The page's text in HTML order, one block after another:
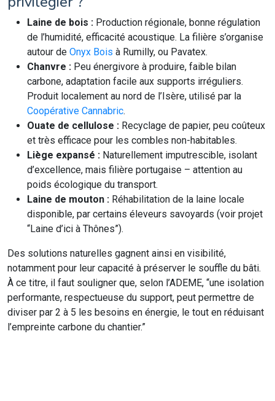
Laine de bois : Production régionale, bonne régulation
de l’humidité, efficacité acoustique. La filière s’organise
autour de Onyx Bois à Rumilly, ou Pavatex.
Chanvre : Peu énergivore à produire, faible bilan
carbone, adaptation facile aux supports irréguliers.
Produit localement au nord de l’Isère, utilisé par la
Coopérative Cannabric.
Ouate de cellulose : Recyclage de papier, peu coûteux
et très efficace pour les combles non-habitables.
Liège expansé : Naturellement imputrescible, isolant
d’excellence, mais filière portugaise – attention au
poids écologique du transport.
Laine de mouton : Réhabilitation de la laine locale
disponible, par certains éleveurs savoyards (voir projet
“Laine d’ici à Thônes”).
Des solutions naturelles gagnent ainsi en visibilité,
notamment pour leur capacité à préserver le souffle du bâti.
À ce titre, il faut souligner que, selon l’ADEME, “une isolation
performante, respectueuse du support, peut permettre de
diviser par 2 à 5 les besoins en énergie, le tout en réduisant
l’empreinte carbone du chantier.”